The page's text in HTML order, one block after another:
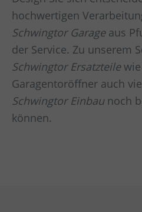
hochwertigen
Schwingtor Garageaus
der Service. Zu unserem
Schwingtor Ersatzteilewie
Garagentoröffner auch
Schwingtor Einbaunoch
können.